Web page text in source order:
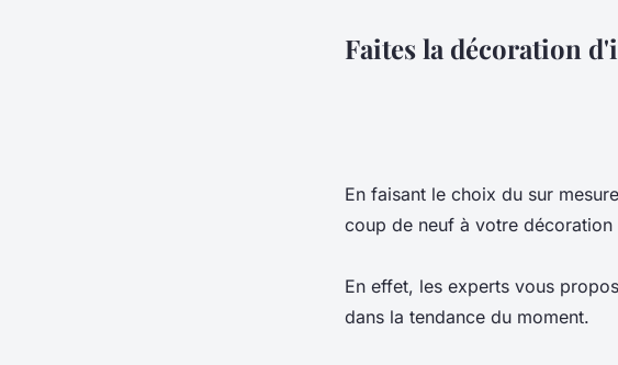
Faites la décoration
En faisant le choix du sur
coup de neuf à votre décoration
En effet, les experts vous
dans la tendance du moment.